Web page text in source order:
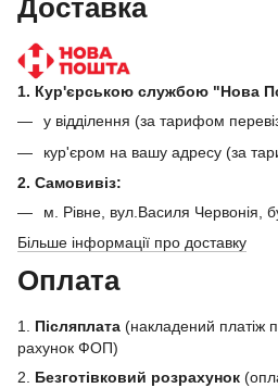
Доставка
1. Кур'єрською службою "Нова
у відділення (за тарифом
кур'єром на вашу адресу (за
2. Самовивіз:
м. Рівне, вул.Василя Червонія,
Більше інформації про доставку
Оплата
1. Післяплата (накладений платіж
рахунок ФОП)
2. Безготівковий розрахунок